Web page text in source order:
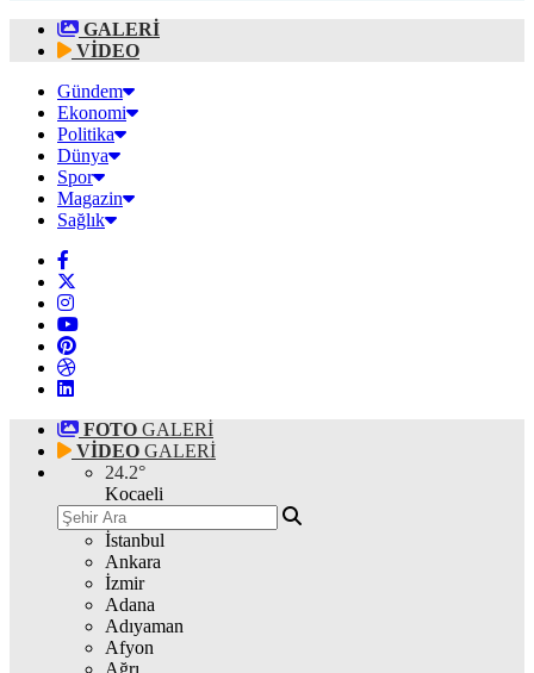
GALERİ
VİDEO
Gündem
Ekonomi
Politika
Dünya
Spor
Magazin
Sağlık
FOTO GALERİ
VİDEO GALERİ
24.2°
Kocaeli
İstanbul
Ankara
İzmir
Adana
Adıyaman
Afyon
Ağrı